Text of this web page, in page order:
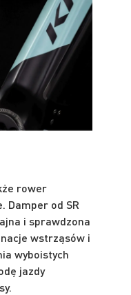
rower
Damper od SR
i sprawdzona
wstrząsów i
wyboistych
jazdy